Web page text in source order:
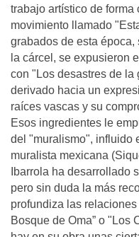
trabajo artístico de forma
movimiento llamado
grabados de esta
la cárcel, se expusieron
con "Los desastres de la
derivado hacia un
raíces vascas y su
Esos ingredientes le
del "muralismo", influido
muralista mexicana
Ibarrola ha desarrollado
pero sin duda la más
profundiza las relaciones
Bosque de Oma” o "Los